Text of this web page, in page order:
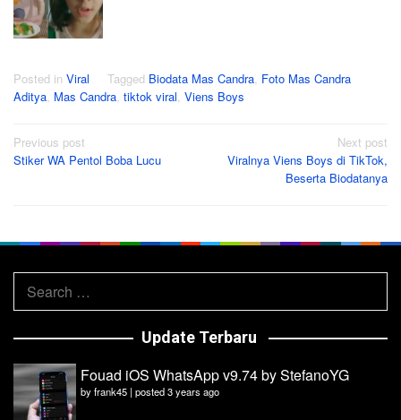
Posted in Viral Tagged Biodata Mas Candra, Foto Mas Candra
Aditya, Mas Candra, tiktok viral, Viens Boys
Post
navigation
Previous post
Stiker WA Pentol Boba Lucu
Next post
Viralnya Viens Boys di TikTok,
Beserta Biodatanya
Search
for:
Update Terbaru
Fouad iOS WhatsApp v9.74 by StefanoYG
byfrank45 | posted 3 years ago